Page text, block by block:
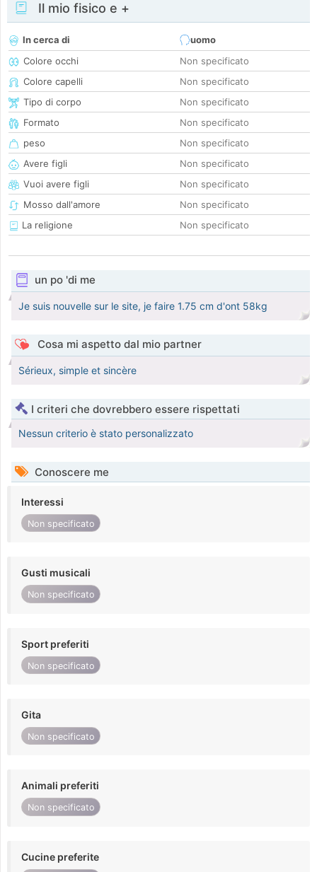
Il mio fisico e +
In cerca di
uomo
Colore occhi
Non specificato
Colore capelli
Non specificato
Tipo di corpo
Non specificato
Formato
Non specificato
peso
Non specificato
Avere figli
Non specificato
Vuoi avere figli
Non specificato
Mosso dall'amore
Non specificato
La religione
Non specificato
un po 'di me
Je suis nouvelle sur le site, je faire 1.75 cm d'ont 58kg
Cosa mi aspetto dal mio partner
Sérieux, simple et sincère
I criteri che dovrebbero essere rispettati
Nessun criterio è stato personalizzato
Conoscere me
Interessi
Non specificato
Gusti musicali
Non specificato
Sport preferiti
Non specificato
Gita
Non specificato
Animali preferiti
Non specificato
Cucine preferite